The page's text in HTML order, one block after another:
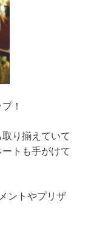
！
り揃えていて
トも手がけて
ントやプリザ